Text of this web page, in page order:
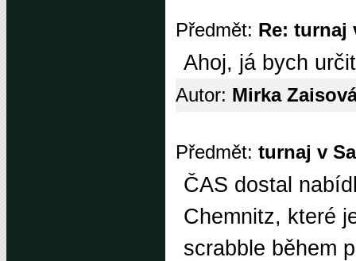
Předmět: Re: turnaj
Ahoj, já bych
Autor: Mirka
Předmět: turnaj v
ČAS dostal
Chemnitz, které
scrabble během